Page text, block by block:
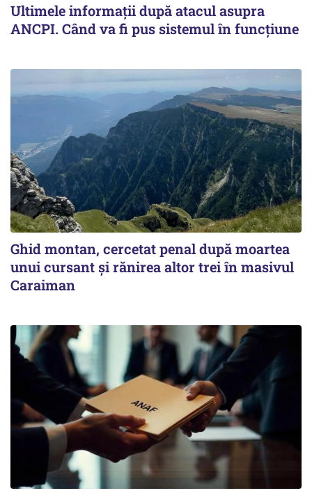
Ultimele informații după atacul asupra
ANCPI. Când va fi pus sistemul în funcțiune
Ghid montan, cercetat penal după moartea
unui cursant și rănirea altor trei în masivul
Caraiman